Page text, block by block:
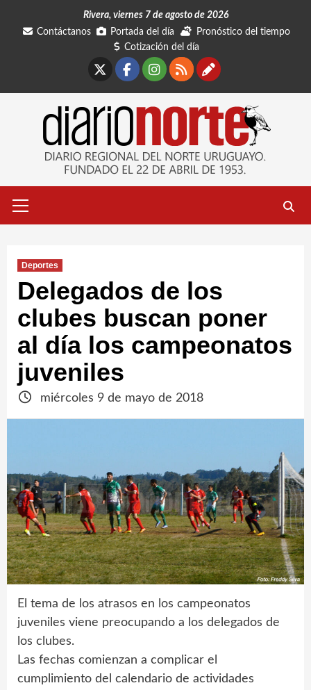
Rivera, viernes 7 de agosto de 2026
Contáctanos
Portada del día
Pronóstico del tiempo
Cotización del día
Facebook
Instagram
RSSContáctanos
primario
Deportes
Delegados de los
clubes buscan poner
al día los campeonatos
juveniles
miércoles 9 de mayo de 2018
El tema de los atrasos en los campeonatos
juveniles viene preocupando a los delegados de
los clubes.
Las fechas comienzan a complicar el
cumplimiento del calendario de actividades